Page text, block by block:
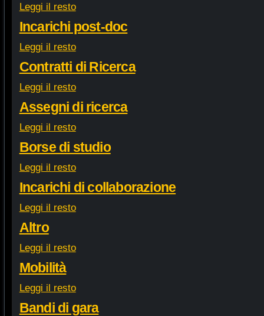
Leggi il resto
Incarichi post-doc
Leggi il resto
Contratti di Ricerca
Leggi il resto
Assegni di ricerca
Leggi il resto
Borse di studio
Leggi il resto
Incarichi di collaborazione
Leggi il resto
Altro
Leggi il resto
Mobilità
Leggi il resto
Bandi di gara